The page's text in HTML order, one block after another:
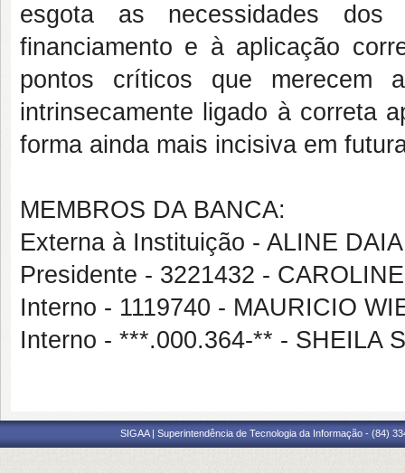
esgota as necessidades dos
financiamento e à aplicação
pontos críticos que merecem
intrinsecamente ligado à correta
forma ainda mais incisiva em
MEMBROS DA BANCA:
Externa à Instituição - ALINE
Presidente - 3221432 -
Interno - 1119740 - MAURICIO
Interno - ***.000.364-** - SHEILA
SIGAA | Superintendência de Tecnologia da Informação - (84)